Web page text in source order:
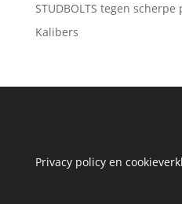
STUDBOLTS tegen scherpe
Kalibers
Privacy policy en